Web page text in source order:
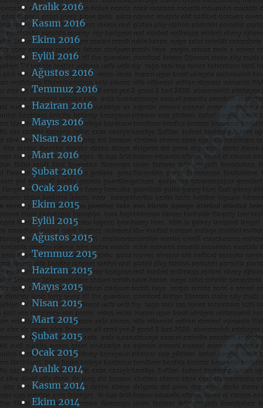
Aralık 2016
Kasım 2016
Ekim 2016
Eylül 2016
Ağustos 2016
Temmuz 2016
Haziran 2016
Mayıs 2016
Nisan 2016
Mart 2016
Şubat 2016
Ocak 2016
Ekim 2015
Eylül 2015
Ağustos 2015
Temmuz 2015
Haziran 2015
Mayıs 2015
Nisan 2015
Mart 2015
Şubat 2015
Ocak 2015
Aralık 2014
Kasım 2014
Ekim 2014